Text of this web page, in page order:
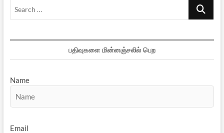
Search
பதிவுகளை மின்னஞ்சலில் பெற
Name
Email